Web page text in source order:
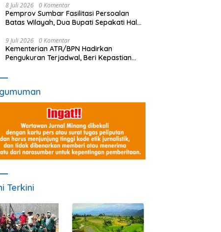
8 Juli 2026 0 Komentar
Pemprov Sumbar Fasilitasi Persoalan
Batas Wilayah, Dua Bupati Sepakati Hal
9 Juli 2026 0 Komentar
Kementerian ATR/BPN Hadirkan
Pengukuran Terjadwal, Beri Kepastian
Terkini